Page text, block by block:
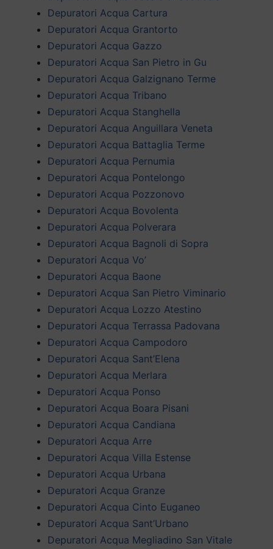
Depuratori Acqua Cartura
Depuratori Acqua Grantorto
Depuratori Acqua Gazzo
Depuratori Acqua San Pietro in Gu
Depuratori Acqua Galzignano Terme
Depuratori Acqua Tribano
Depuratori Acqua Stanghella
Depuratori Acqua Anguillara Veneta
Depuratori Acqua Battaglia Terme
Depuratori Acqua Pernumia
Depuratori Acqua Pontelongo
Depuratori Acqua Pozzonovo
Depuratori Acqua Bovolenta
Depuratori Acqua Polverara
Depuratori Acqua Bagnoli di Sopra
Depuratori Acqua Vo’
Depuratori Acqua Baone
Depuratori Acqua San Pietro Viminario
Depuratori Acqua Lozzo Atestino
Depuratori Acqua Terrassa Padovana
Depuratori Acqua Campodoro
Depuratori Acqua Sant’Elena
Depuratori Acqua Merlara
Depuratori Acqua Ponso
Depuratori Acqua Boara Pisani
Depuratori Acqua Candiana
Depuratori Acqua Arre
Depuratori Acqua Villa Estense
Depuratori Acqua Urbana
Depuratori Acqua Granze
Depuratori Acqua Cinto Euganeo
Depuratori Acqua Sant’Urbano
Depuratori Acqua Megliadino San Vitale